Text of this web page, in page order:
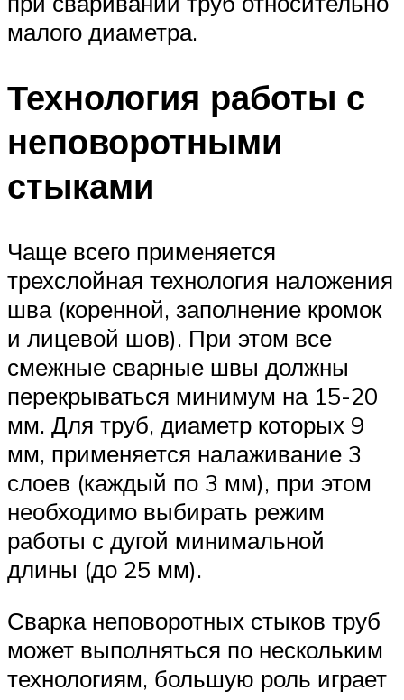
малого диаметра.
Технология работы с
неповоротными
стыками
Чаще всего применяется
трехслойная технология наложения
шва (коренной, заполнение кромок
и лицевой шов). При этом все
смежные сварные швы должны
перекрываться минимум на 15-20
мм. Для труб, диаметр которых 9
мм, применяется налаживание 3
слоев (каждый по 3 мм), при этом
необходимо выбирать режим
работы с дугой минимальной
длины (до 25 мм).
Сварка неповоротных стыков труб
может выполняться по нескольким
технологиям, большую роль играет